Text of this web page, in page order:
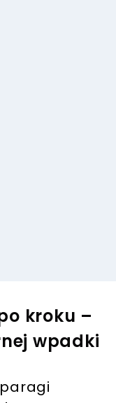
kroku –
wpadki